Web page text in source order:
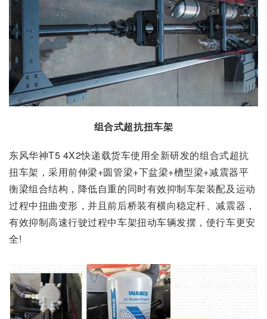
组合式超抗扭车架
东风华神T5 4X2快递载货车使用全新研发的组合式超抗
扭车架，采用前伸梁+圆管梁+下盆梁+槽型梁+减震器平
衡梁组合结构，降低自重的同时有效抑制车架装配及运动
过程中扭曲变形，并且前后桥装有横向稳定杆、减震器，
有效抑制高速行驶过程中车架扭动车辆发摆，使行车更安
全!